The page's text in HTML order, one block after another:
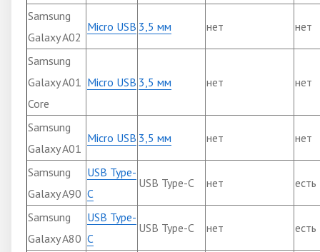
Samsung
Galaxy A02
Micro USB 3,5 мм нет нет
Samsung
Galaxy A01
Core
Micro USB 3,5 мм нет нет
Samsung
Galaxy A01
Micro USB 3,5 мм нет нет
Samsung
Galaxy A90
USB Type-
C
USB Type-C нет есть
Samsung
Galaxy A80
USB Type-
C
USB Type-C нет есть